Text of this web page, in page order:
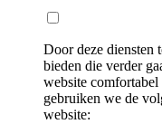
Door deze diensten
bieden die verder
website
gebruiken we de
website: